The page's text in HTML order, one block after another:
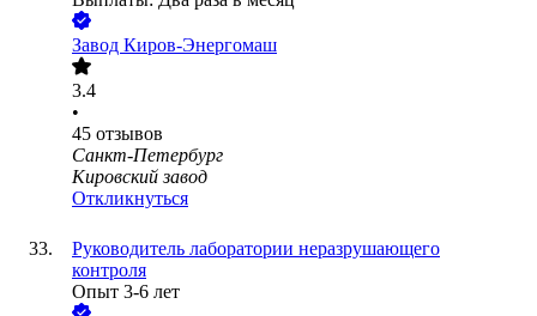
Завод Киров-Энергомаш
3.4
•
45 отзывов
Санкт-Петербург
Кировский завод
Откликнуться
Руководитель лаборатории неразрушающего
контроля
Опыт 3-6 лет